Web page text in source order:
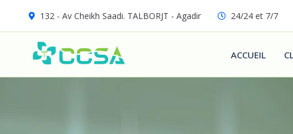
132 - Av Cheikh Saadi. TALBORJT - Agadir 24/24 et 7/7
ACCUEIL